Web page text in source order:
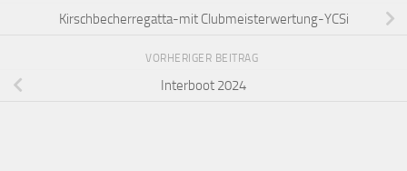
Kirschbecherregatta-mit Clubmeisterwertung-YCSi
VORHERIGER BEITRAG
Interboot 2024